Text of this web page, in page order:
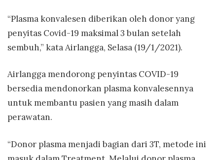
“Plasma konvalesen diberikan oleh donor yang
penyitas Covid-19 maksimal 3 bulan setelah
sembuh,” kata Airlangga, Selasa (19/1/2021).
Airlangga mendorong penyintas COVID-19
bersedia mendonorkan plasma konvalesennya
untuk membantu pasien yang masih dalam
perawatan.
“Donor plasma menjadi bagian dari 3T, metode ini